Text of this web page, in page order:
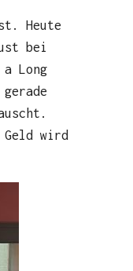
Heute
bei
Long
wird